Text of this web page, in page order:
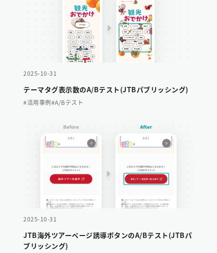
2025-10-31
テーマタグ表示数のA/Bテスト(JTBパブリッシング)
#活用事例#A/Bテスト
2025-10-31
JTB海外ツアーページ誘導ボタンのA/Bテスト(JTBパ
ブリッシング)